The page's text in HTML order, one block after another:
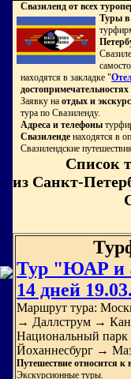
Свазиленд от всех
Туры в
находятся в закладке "
Заявку на отдых и
тура по Свазиленду.
Адреса и телефоны
Свазиленде находятся в
Свазилендские
Список
из Санкт-
Тур "ЮАР и
14 дней
Маршрут тура:
→ Даллструм →
Национальный
Йоханнесбург →
Путешествие относится к
Экскурсионные туры.